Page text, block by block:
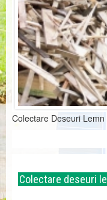
Colectare Deseuri
Colectare deseuri